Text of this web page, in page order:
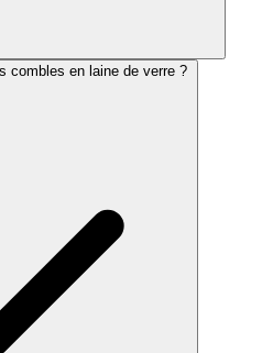
combles en laine de verre ?